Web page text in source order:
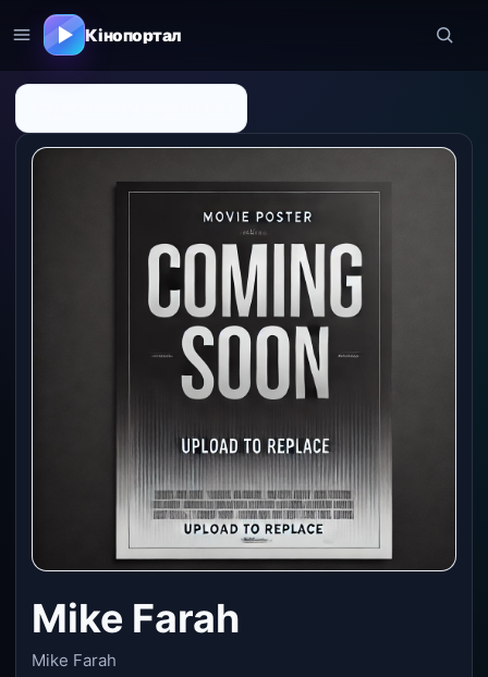
Кінопортал
Mike Farah
Mike Farah